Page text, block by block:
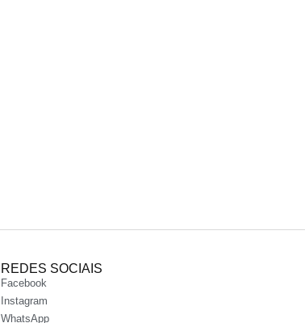
REDES SOCIAIS
Facebook
Instagram
WhatsApp